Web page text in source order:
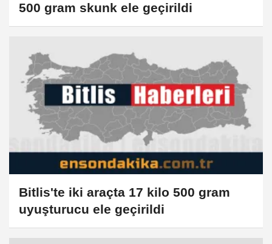
500 gram skunk ele geçirildi
Bitlis'te iki araçta 17 kilo 500 gram
uyuşturucu ele geçirildi